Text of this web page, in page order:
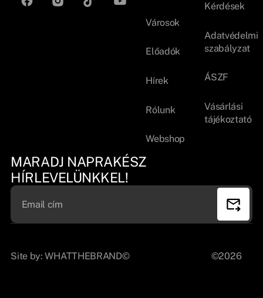
Városok
Előadók
Hírek
Rólunk
Webshop
Kérdések
Adatvédelmi
szabályzat
ÁSZF
Vásárlási
tájékoztató
MARADJ NAPRAKÉSZ
HÍRLEVELÜNKKEL!
Site by:WHATTHEBRAND© ©2026